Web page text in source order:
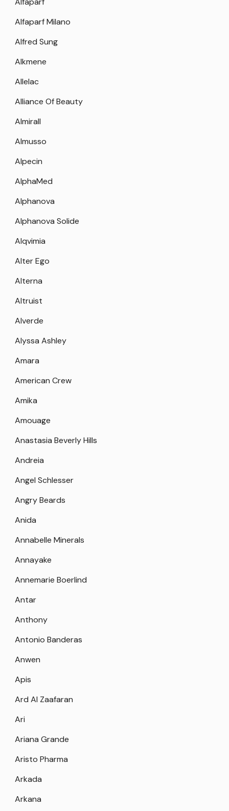
Alfaparf Milano
Alfred Sung
Alkmene
Allelac
Alliance Of Beauty
Almirall
Almusso
Alpecin
AlphaMed
Alphanova
Alphanova Solide
Alqvimia
Alter Ego
Alterna
Altruist
Alverde
Alyssa Ashley
Amara
American Crew
Amika
Amouage
Anastasia Beverly Hills
Andreia
Angel Schlesser
Angry Beards
Anida
Annabelle Minerals
Annayake
Annemarie Boerlind
Antar
Anthony
Antonio Banderas
Anwen
Apis
Ard Al Zaafaran
Ari
Ariana Grande
Aristo Pharma
Arkada
Arkana